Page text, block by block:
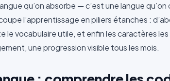
qu’on absorbe — c’est une langue
l’apprentissage en piliers étanches :
le vocabulaire utile, et enfin les caractères
une progression visible tous les mois.